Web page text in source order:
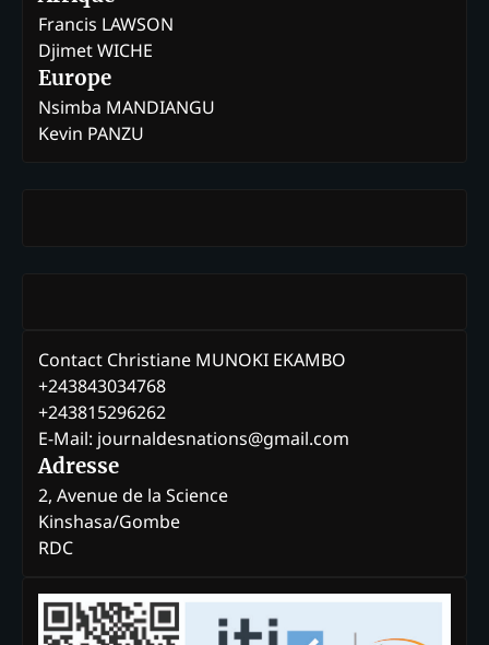
Francis LAWSON
Djimet WICHE
Europe
Nsimba MANDIANGU
Kevin PANZU
Contact Christiane MUNOKI EKAMBO
+243843034768
+243815296262
E-Mail: journaldesnations@gmail.com
Adresse
2, Avenue de la Science
Kinshasa/Gombe
RDC